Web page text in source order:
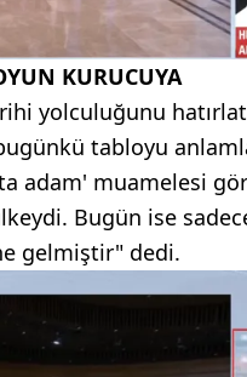
KURUCUYA
yolculuğunu
tabloyu
adam' muamelesi
Bugün ise
gelmiştir" dedi.